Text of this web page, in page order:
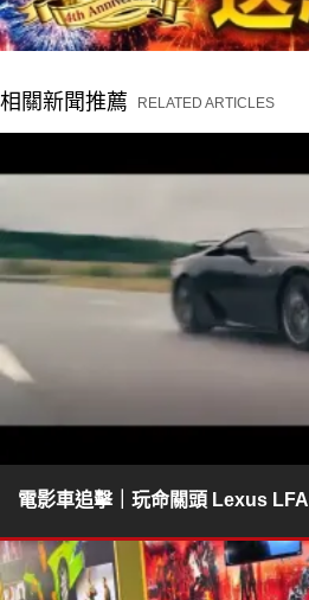
相關新聞推薦 RELATED ARTICLES
電影車追擊｜玩命關頭 Lexus LFA